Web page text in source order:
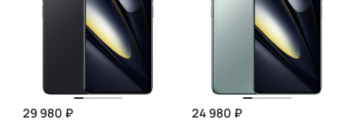
29 980 ₽
24 980 ₽